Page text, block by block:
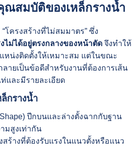
สมบัติของเหล็กรางน้ำ
โครงสร้างที่ไม่สมมาตร” ซึ่ง
ไม่ได้อยู่ตรงกลางของหน้าตัด จึงทำให้
หน่งติดตั้งให้เหมาะสม แต่ในขณะ
ายเป็นข้อดีสำหรับงานที่ต้องการเส้น
ท่และมีรายละเอียด
กรางน้ำ
ปีกบนและล่างตั้งฉากกับฐาน
มสูงเท่ากัน
สร้างที่ต้องรับแรงในแนวตั้งหรือแนว